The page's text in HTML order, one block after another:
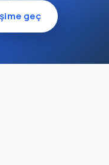
geç